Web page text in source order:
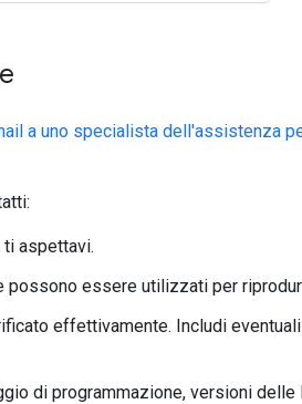
a uno specialista dell'assistenza
ti aspettavi.
possono essere utilizzati per
effettivamente. Includi
di programmazione, versioni